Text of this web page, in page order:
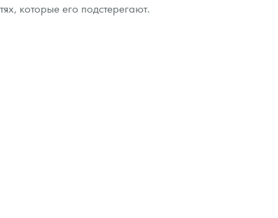
платины на 2026 год
которые его подстерегают.